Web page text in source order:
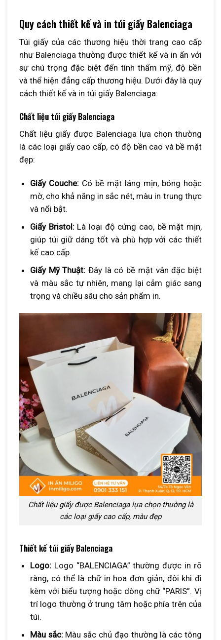
Quy cách thiết kế và in túi giấy Balenciaga
Túi giấy của các thương hiệu thời trang cao cấp
như Balenciaga thường được thiết kế và in ấn với
sự chú trọng đặc biệt đến tính thẩm mỹ, độ bền
và thể hiện đẳng cấp thương hiệu. Dưới đây là quy
cách thiết kế và in túi giấy Balenciaga:
Chất liệu túi giấy Balenciaga
Chất liệu giấy được Balenciaga lựa chọn thường
là các loại giấy cao cấp, có độ bền cao và bề mặt
đẹp:
Giấy Couche: Có bề mặt láng mịn, bóng hoặc
mờ, cho khả năng in sắc nét, màu in trung thực
và nổi bật.
Giấy Bristol:Là loại độ cứng cao, bề mặt mịn,
giúp túi giữ dáng tốt và phù hợp với các thiết
kế cao cấp.
Giấy Mỹ Thuật: Đây là có bề mặt vân đặc biệt
và màu sắc tự nhiên, mang lại cảm giác sang
trọng và chiều sâu cho sản phẩm in.
Chất liệu giấy được Balenciaga lựa chọn thường là
các loại giấy cao cấp, màu đẹp
Thiết kế túi giấy Balenciaga
Logo: Logo “BALENCIAGA” thường được in rõ
ràng, có thể là chữ in hoa đơn giản, đôi khi đi
kèm với biểu tượng hoặc dòng chữ “PARIS”. Vị
trí logo thường ở trung tâm hoặc phía trên của
túi.
Màu sắc:Màu sắc chủ đạo thường là các tông